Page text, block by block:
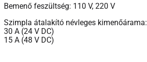
Bemenő feszültség: 110 V, 220 V
Szimpla átalakító névleges kimenőárama:
30 A (24 V DC)
15 A (48 V DC)